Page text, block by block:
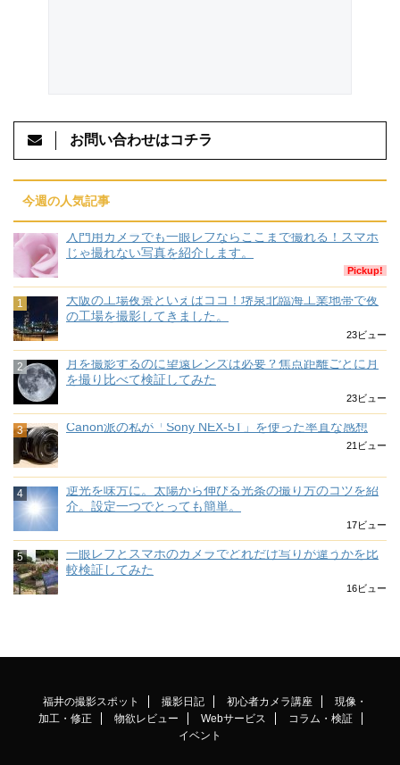
お問い合わせはコチラ
今週の人気記事
入門用カメラでも一眼レフならここまで撮れる！スマホ
じゃ撮れない写真を紹介します。
Pickup!
大阪の工場夜景といえばココ！堺泉北臨海工業地帯で夜
の工場を撮影してきました。
23ビュー
月を撮影するのに望遠レンズは必要？焦点距離ごとに月
を撮り比べて検証してみた
23ビュー
Canon派の私が「Sony NEX-5T」を使った率直な感想
21ビュー
逆光を味方に。太陽から伸びる光条の撮り方のコツを紹
介。設定一つでとっても簡単。
17ビュー
一眼レフとスマホのカメラでどれだけ写りが違うかを比
較検証してみた
16ビュー
福井の撮影スポット 撮影日記 初心者カメラ講座
現像・
加工・修正
物欲レビュー Webサービス
コラム・検証
イベント